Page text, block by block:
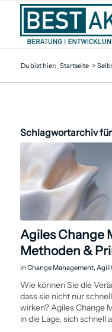
Du bist hier: Startseite >
Schlagwortarchiv
Agiles Change
Methoden &
in Change Management,
Wie können Sie die
dass sie nicht nur
wirken? Agiles Change
in die Lage, sich schnell